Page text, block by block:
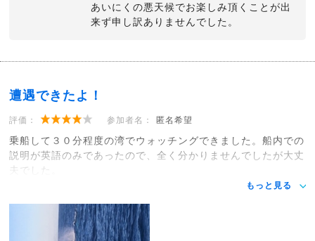
あいにくの悪天候でお楽しみ頂くことが出
来ず申し訳ありませんでした。
遭遇できたよ！
評価： 参加者名： 匿名希望
乗船して３０分程度の湾でウォッチングできました。船内での
説明が英語のみであったので、全く分かりませんでしたが大丈
夫でした。
もっと見る